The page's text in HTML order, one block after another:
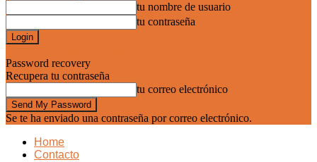
tu nombre de usuario
tu contraseña
Password recovery
Recupera tu contraseña
tu correo electrónico
Se te ha enviado una contraseña por correo electrónico.
Home
Contacto